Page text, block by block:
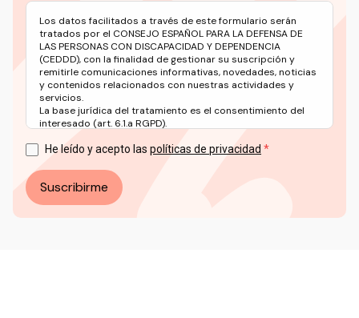
Los datos facilitados a través de este formulario serán
tratados por el CONSEJO ESPAÑOL PARA LA DEFENSA DE
LAS PERSONAS CON DISCAPACIDAD Y DEPENDENCIA
(CEDDD), con la finalidad de gestionar su suscripción y
remitirle comunicaciones informativas, novedades, noticias
y contenidos relacionados con nuestras actividades y
servicios.
La base jurídica del tratamiento es el consentimiento del
interesado (art. 6.1.a RGPD).
datos a través del correo electrónico: info@ceddd.org
He leído y acepto las políticas de privacidad
Suscribirme